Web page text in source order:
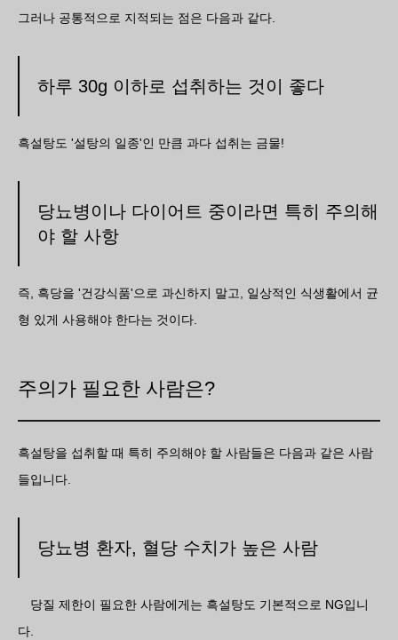
그러나 공통적으로 지적되는 점은 다음과 같다.
하루 30g 이하로 섭취하는 것이 좋다
흑설탕도 '설탕의 일종'인 만큼 과다 섭취는 금물!
당뇨병이나 다이어트 중이라면 특히 주의해
야 할 사항
즉, 흑당을 '건강식품'으로 과신하지 말고, 일상적인 식생활에서 균
형 있게 사용해야 한다는 것이다.
주의가 필요한 사람은?
흑설탕을 섭취할 때 특히 주의해야 할 사람들은 다음과 같은 사람
들입니다.
당뇨병 환자, 혈당 수치가 높은 사람
당질 제한이 필요한 사람에게는 흑설탕도 기본적으로 NG입니
다.